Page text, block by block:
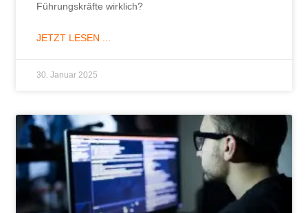
Führungskräfte wirklich?
JETZT LESEN ...
30. Januar 2025